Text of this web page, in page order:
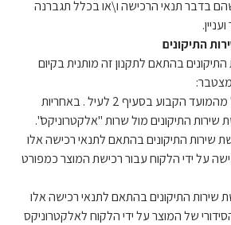
בדבר תנאי הרכישה ו\או בכלל תגברנה
בהתאם לתקנון זה מותנית בקיום
6.1. רכישת המוצר החל מהמועד הקבוע בסעיף 2 לעיל . באחריות
שירות התיקונים מול שרות "אלקטרוניקס".
שירות התיקונים בהתאם לתנאי רכישה אלו
על ידי הלקוח עבור רכישת המוצר כמפורט
שירות התיקונים בהתאם לתנאי רכישה אלו
של המוצר על ידי הלקוח לאלקטרוניקס